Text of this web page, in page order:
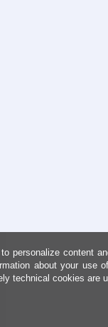
personalize content
about your use
technical cookies are